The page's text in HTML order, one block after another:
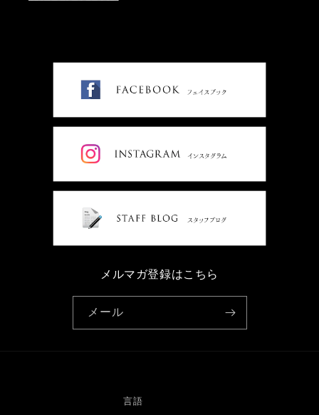
メルマガ登録はこちら
メール
言語